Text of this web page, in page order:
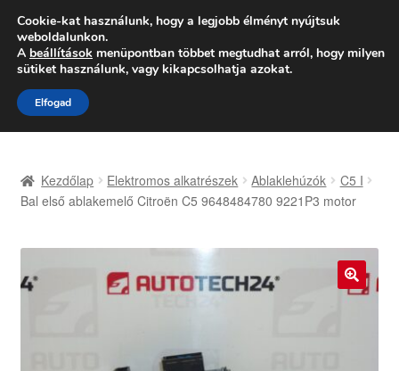
SZÁLLÍTÁS 2618 Ft-tól
Hétfő-Péntek 9:00–16:0006 80 088 054
Ugrás
a
navigációhoz
Kilépés
a
tartalomba
Adatvédelmi irányelvek
Kapcsolatba lépni
Kezdőlap Elektromos alkatrészek Ablaklehúzók
C5 I
Bal első ablakemelő Citroën C5 9648484780 9221P3 motor
🔍
Cookie-kat használunk, hogy a legjobb élményt nyújtsuk
weboldalunkon.
A beállítások menüpontban többet megtudhat arról, hogy milyen
sütiket használunk, vagy kikapcsolhatja azokat.
Elfogad